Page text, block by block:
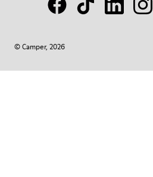
© Camper, 2026